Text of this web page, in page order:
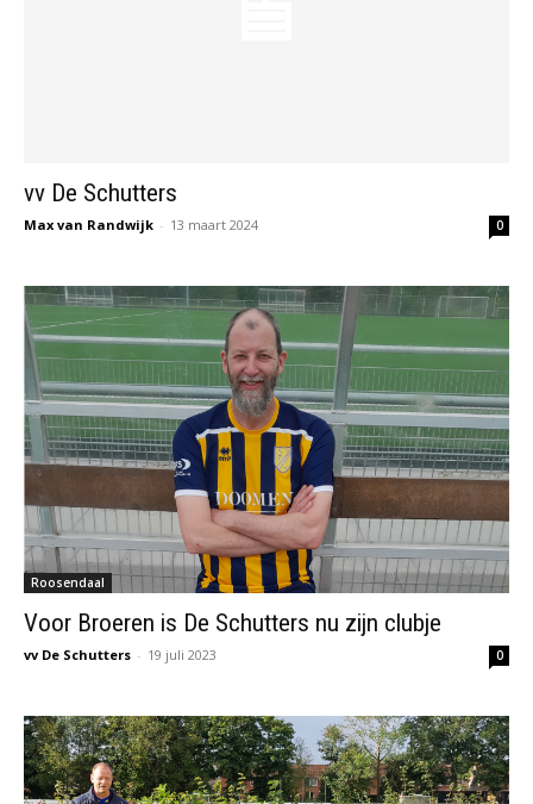
vv De Schutters
Max van Randwijk - 13 maart 2024 0
Roosendaal
Voor Broeren is De Schutters nu zijn clubje
vv De Schutters - 19 juli 2023 0